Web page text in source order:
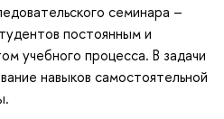
семинара –
постоянным и
учебного процесса. В задачи
навыков самостоятельной